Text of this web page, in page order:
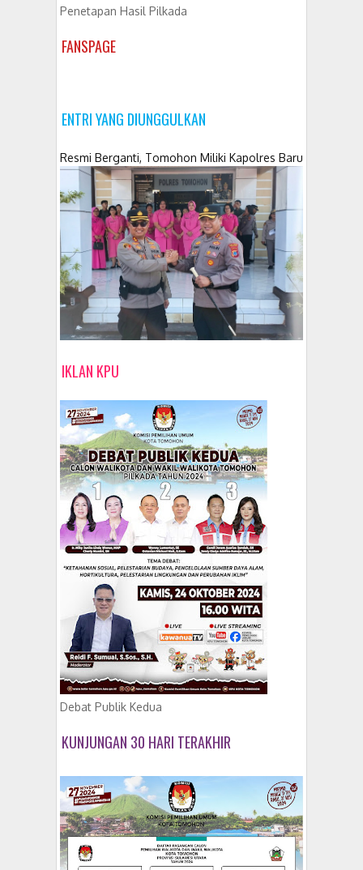
Penetapan Hasil Pilkada
FANSPAGE
ENTRI YANG DIUNGGULKAN
Resmi Berganti, Tomohon Miliki Kapolres Baru
IKLAN KPU
Debat Publik Kedua
KUNJUNGAN 30 HARI TERAKHIR